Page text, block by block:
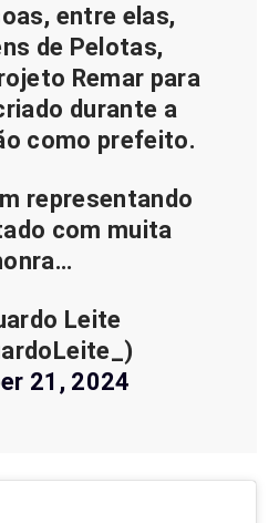
entre elas,
de Pelotas,
Remar para
durante a
como prefeito.
representando
com muita
Leite
21, 2024